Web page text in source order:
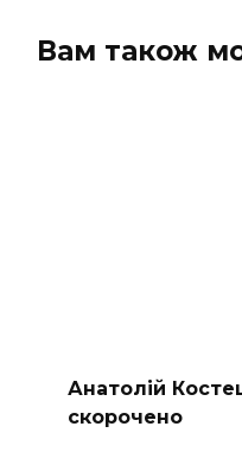
Вам також
Анатолій
скорочено